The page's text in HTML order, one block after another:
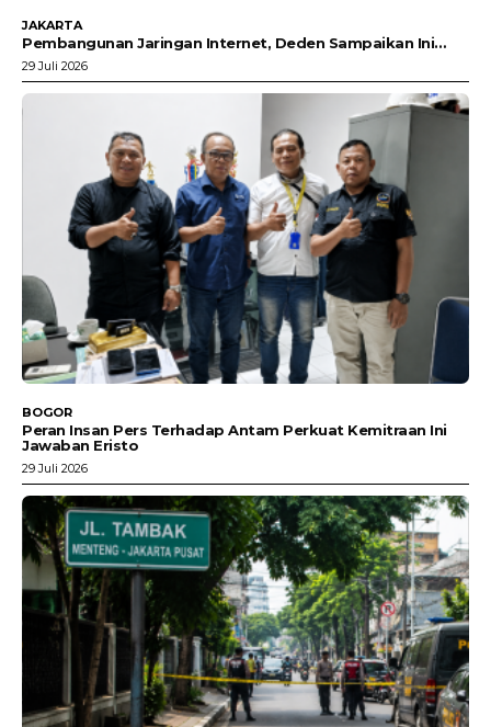
JAKARTA
Pembangunan Jaringan Internet, Deden Sampaikan Ini…
29 Juli 2026
BOGOR
Peran Insan Pers Terhadap Antam Perkuat Kemitraan Ini
Jawaban Eristo
29 Juli 2026